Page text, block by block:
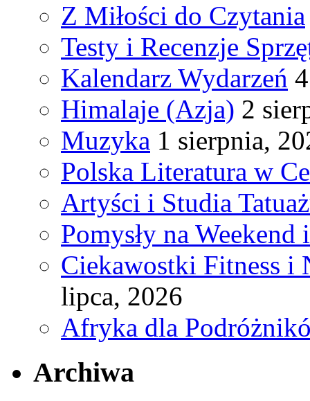
Z Miłości do Czytania
Testy i Recenzje
Kalendarz Wydarzeń
Himalaje (Azja) 2
Muzyka 1 sierpnia,
Polska Literatura w
Artyści i Studia
Pomysły na
Ciekawostki Fitness i
lipca, 2026
Afryka dla
Archiwa